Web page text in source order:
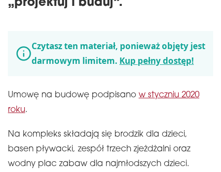
„projektuj i buduj”.
Czytasz ten materiał, ponieważ objęty jest
darmowym limitem. Kup pełny dostęp!
Umowę na budowę podpisano w styczniu 2020
roku.
Na kompleks składają się brodzik dla dzieci,
basen pływacki, zespół trzech zjeżdżalni oraz
wodny plac zabaw dla najmłodszych dzieci.